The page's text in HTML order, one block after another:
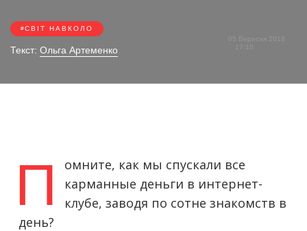
СВІТ НАВКОЛО
Текст: Ольга Артеменко
05 Вересня 2018
17:10
П
омните, как мы спускали все
карманные деньги в интернет-
клубе, заводя по сотне знакомств в
день?